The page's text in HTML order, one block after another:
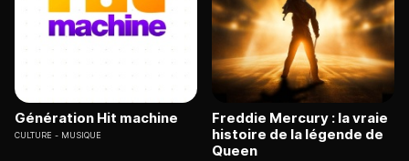
Génération Hit machine
CULTURE MUSIQUE
Freddie Mercury : la vraie
histoire de la légende de
Queen